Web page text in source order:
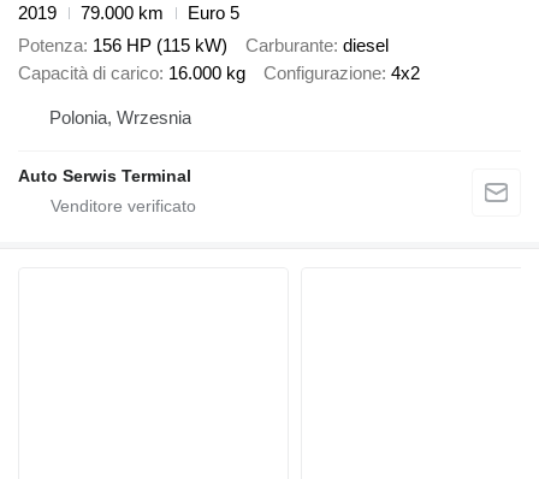
2019
79.000 km
Euro 5
Potenza 156 HP (115 kW) Carburante diesel
Capacità di carico 16.000 kg Configurazione 4x2
Polonia, Wrzesnia
Auto Serwis Terminal